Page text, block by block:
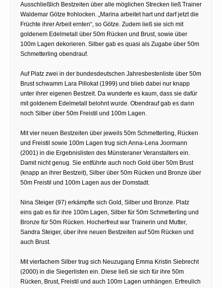
Ausschließlich Bestzeiten über alle möglichen Strecken ließ Trainer
Waldemar Götze frohlocken. „Marina arbeitet hart und darf jetzt die
Früchte ihrer Arbeit ernten“, so Götze. Zudem ließ sie sich mit
goldenem Edelmetall über 50m Rücken und Brust, sowie über
100m Lagen dekorieren. Silber gab es quasi als Zugabe über 50m
Schmetterling obendrauf.
Auf Platz zwei in der bundesdeutschen Jahresbestenliste über 50m
Brust schwamm Lara Pillokat (1999) und blieb dabei nur knapp
unter ihrer eigenen Bestzeit. Da wunderte es kaum, dass sie dafür
mit goldenem Edelmetall belohnt wurde. Obendrauf gab es dann
noch Silber über 50m Freistil und 100m Lagen.
Mit vier neuen Bestzeiten über jeweils 50m Schmetterling, Rücken
und Freistil sowie 100m Lagen trug sich Anna-Lena Joormann
(2001) in die Ergebnislisten des Münsteraner Veranstalters ein.
Damit nicht genug. Sie entführte auch noch Gold über 50m Brust
(knapp an ihrer Bestzeit), Silber über 50m Rücken und Bronze über
50m Freistil und 100m Lagen aus der Domstadt.
Nina Steiger (97) erkämpfte sich Gold, Silber und Bronze. Platz
eins gab es für ihre 100m Lagen, Silber für 50m Schmetterling und
Bronze für 50m Rücken. Hocherfreut war Trainerin und Mutter,
Sandra Steiger, über ihre neuen Bestzeiten auf 50m Rücken und
auch Brust.
Mit vierfachem Silber trug sich Neuzugang Emma Kristin Siebrecht
(2000) in die Siegerlisten ein. Diese ließ sie sich für ihre 50m
Rücken, Brust, Freistil und auch 100m Lagen umhängen. Erfreulich